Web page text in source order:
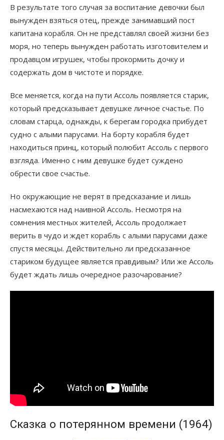
В результате того случая за воспитание девочки был
вынужден взяться отец, прежде занимавший пост
капитана корабля. Он не представлял своей жизни без
моря, но теперь вынужден работать изготовителем и
продавцом игрушек, чтобы прокормить дочку и
содержать дом в чистоте и порядке.
Все меняется, когда на пути Ассоль появляется старик,
который предсказывает девушке личное счастье. По
словам старца, однажды, к берегам городка прибудет
судно с алыми парусами. На борту корабля будет
находиться принц, который полюбит Ассоль с первого
взгляда. Именно с ним девушке будет суждено
обрести свое счастье.
Но окружающие не верят в предсказание и лишь
насмехаются над наивной Ассоль. Несмотря на
сомнения местных жителей, Ассоль продолжает
верить в чудо и ждет корабль с алыми парусами даже
спустя месяцы. Действительно ли предсказанное
стариком будущее является правдивым? Или же Ассоль
будет ждать лишь очередное разочарование?
Сказка о потерянном времени (1964)